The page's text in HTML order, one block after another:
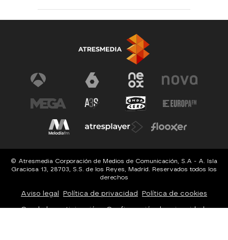
© Atresmedia Corporación de Medios de Comunicación, S.A - A. Isla
Graciosa 13, 28703, S.S. de los Reyes, Madrid. Reservados todos los
derechos
Aviso legal Política de privacidad Política de cookies
Cond. de participación Configuración de privacidad